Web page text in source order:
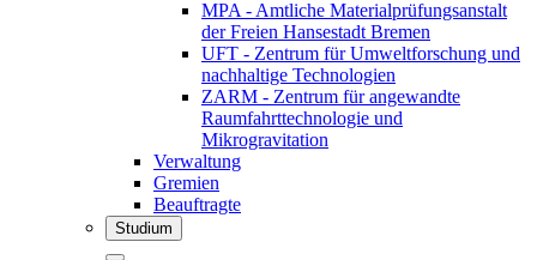
MPA - Amtliche Materialprüfungsanstalt
der Freien Hansestadt Bremen
UFT - Zentrum für Umweltforschung und
nachhaltige Technologien
ZARM - Zentrum für angewandte
Raumfahrttechnologie und
Mikrogravitation
Verwaltung
Gremien
Beauftragte
Studium